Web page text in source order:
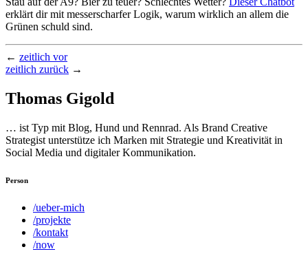
erklärt dir mit messerscharfer Logik, warum wirklich an allem die
Grünen schuld sind.
← zeitlich vor
zeitlich zurück →
Thomas Gigold
… ist Typ mit Blog, Hund und Rennrad. Als Brand Creative
Strategist unterstütze ich Marken mit Strategie und Kreativität in
Social Media und digitaler Kommunikation.
Person
/ueber-mich
/projekte
/kontakt
/now